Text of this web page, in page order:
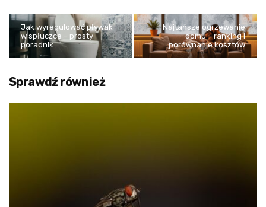
Jak wyregulować pływak
w spłuczce – prosty
poradnik
Najtańsze ogrzewanie
domu – ranking i
porównanie kosztów
Sprawdź również